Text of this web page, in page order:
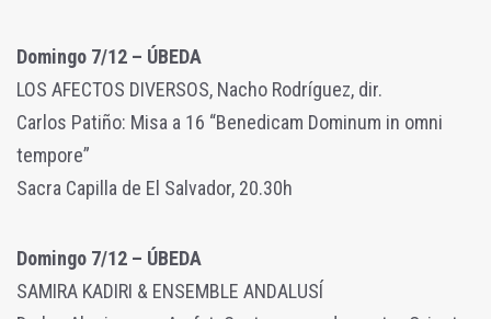
Domingo 7/12 – ÚBEDA
LOS AFECTOS DIVERSOS, Nacho Rodríguez, dir.
Carlos Patiño: Misa a 16 “Benedicam Dominum in omni
tempore”
Sacra Capilla de El Salvador, 20.30h
Domingo 7/12 – ÚBEDA
SAMIRA KADIRI & ENSEMBLE ANDALUSÍ